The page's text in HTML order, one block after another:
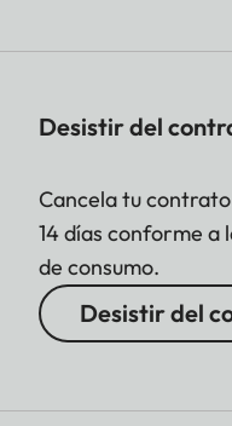
Desistir del
Cancela tu
14 días conforme a
de consumo.
Desistir del